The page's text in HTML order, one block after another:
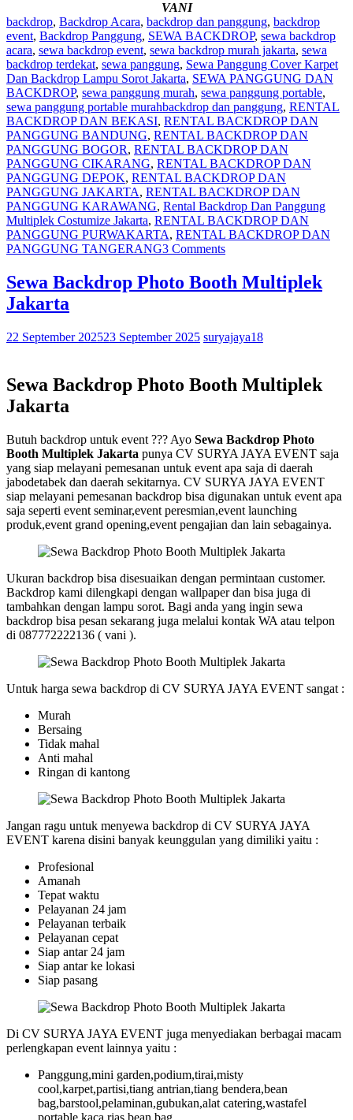
VANI
backdrop, Backdrop Acara, backdrop dan panggung, backdrop
event, Backdrop Panggung, SEWA BACKDROP, sewa backdrop
acara, sewa backdrop event, sewa backdrop murah jakarta, sewa
backdrop terdekat, sewa panggung, Sewa Panggung Cover Karpet
Dan Backdrop Lampu Sorot Jakarta, SEWA PANGGUNG DAN
BACKDROP, sewa panggung murah, sewa panggung portable,
sewa panggung portable murahbackdrop dan panggung, RENTAL
BACKDROP DAN BEKASI, RENTAL BACKDROP DAN
PANGGUNG BANDUNG, RENTAL BACKDROP DAN
PANGGUNG BOGOR, RENTAL BACKDROP DAN
PANGGUNG CIKARANG, RENTAL BACKDROP DAN
PANGGUNG DEPOK, RENTAL BACKDROP DAN
PANGGUNG JAKARTA, RENTAL BACKDROP DAN
PANGGUNG KARAWANG, Rental Backdrop Dan Panggung
Multiplek Costumize Jakarta, RENTAL BACKDROP DAN
PANGGUNG PURWAKARTA, RENTAL BACKDROP DAN
PANGGUNG TANGERANG3 Comments
Sewa Backdrop Photo Booth Multiplek
Jakarta
22 September 202523 September 2025 suryajaya18
Sewa Backdrop Photo Booth Multiplek
Jakarta
Butuh backdrop untuk event ??? Ayo Sewa Backdrop Photo
Booth Multiplek Jakarta punya CV SURYA JAYA EVENT saja
yang siap melayani pemesanan untuk event apa saja di daerah
jabodetabek dan daerah sekitarnya. CV SURYA JAYA EVENT
siap melayani pemesanan backdrop bisa digunakan untuk event apa
saja seperti event seminar,event peresmian,event launching
produk,event grand opening,event pengajian dan lain sebagainya.
Ukuran backdrop bisa disesuaikan dengan permintaan customer.
Backdrop kami dilengkapi dengan wallpaper dan bisa juga di
tambahkan dengan lampu sorot. Bagi anda yang ingin sewa
backdrop bisa pesan sekarang juga melalui kontak WA atau telpon
di 087772222136 ( vani ).
Untuk harga sewa backdrop di CV SURYA JAYA EVENT sangat :
Murah
Bersaing
Tidak mahal
Anti mahal
Ringan di kantong
Jangan ragu untuk menyewa backdrop di CV SURYA JAYA
EVENT karena disini banyak keunggulan yang dimiliki yaitu :
Profesional
Amanah
Tepat waktu
Pelayanan 24 jam
Pelayanan terbaik
Pelayanan cepat
Siap antar 24 jam
Siap antar ke lokasi
Siap pasang
Di CV SURYA JAYA EVENT juga menyediakan berbagai macam
perlengkapan event lainnya yaitu :
Panggung,mini garden,podium,tirai,misty
cool,karpet,partisi,tiang antrian,tiang bendera,bean
bag,barstool,pelaminan,gubukan,alat catering,wastafel
portable,kaca rias,bean bag.